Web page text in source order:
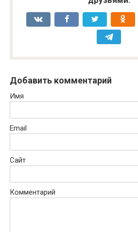
Добавить комментарий
Имя
Email
Сайт
Комментарий